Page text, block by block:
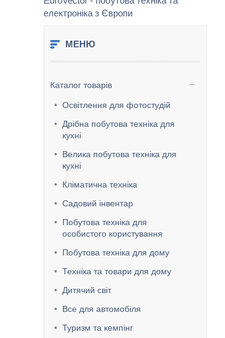
електроніка з Європи
Каталог товарів
Освітлення для фотостудій
Дрібна побутова техніка для
кухні
Велика побутова техніка для
кухні
Кліматична техніка
Садовий інвентар
Побутова техніка для
особистого користування
Побутова техніка для дому
Техніка та товари для дому
Дитячий світ
Все для автомобіля
Туризм та кемпінг